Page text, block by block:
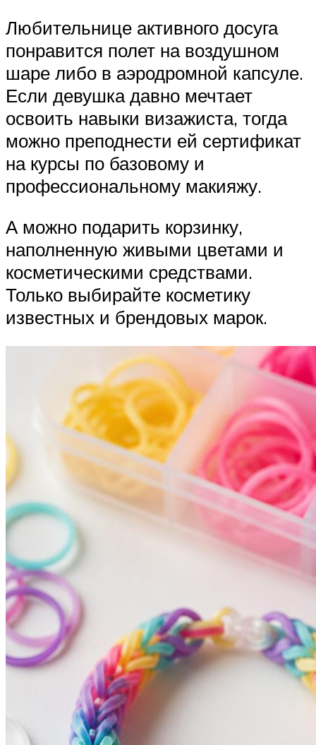
Любительнице активного досуга
понравится полет на воздушном
шаре либо в аэродромной капсуле.
Если девушка давно мечтает
освоить навыки визажиста, тогда
можно преподнести ей сертификат
на курсы по базовому и
профессиональному макияжу.
А можно подарить корзинку,
наполненную живыми цветами и
косметическими средствами.
Только выбирайте косметику
известных и брендовых марок.